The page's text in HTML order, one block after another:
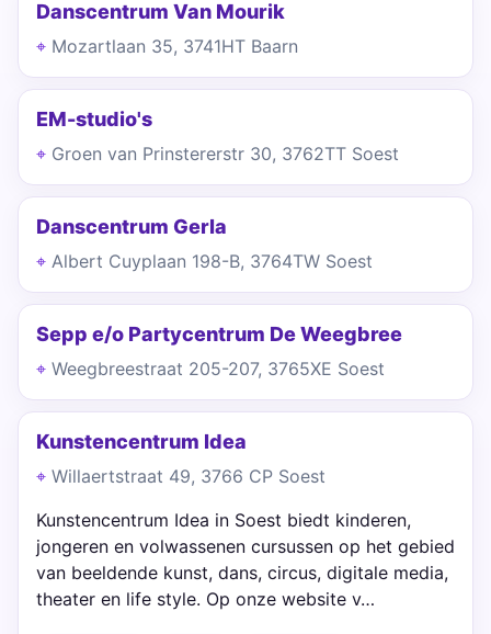
Danscentrum Van Mourik
Mozartlaan 35, 3741HT Baarn
EM-studio's
Groen van Prinstererstr 30, 3762TT Soest
Danscentrum Gerla
Albert Cuyplaan 198-B, 3764TW Soest
Sepp e/o Partycentrum De Weegbree
Weegbreestraat 205-207, 3765XE Soest
Kunstencentrum Idea
Willaertstraat 49, 3766 CP Soest
Kunstencentrum Idea in Soest biedt kinderen,
jongeren en volwassenen cursussen op het gebied
van beeldende kunst, dans, circus, digitale media,
theater en life style. Op onze website v…